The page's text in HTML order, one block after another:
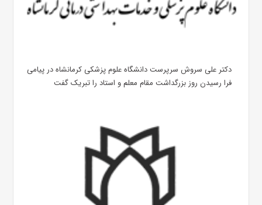
دکتر علی سروش سرپرست دانشگاه علوم پزشکی کرمانشاه در پیامی
فرا رسیدن روز بزرگداشت مقام معلم و استاد را تبریک گفت